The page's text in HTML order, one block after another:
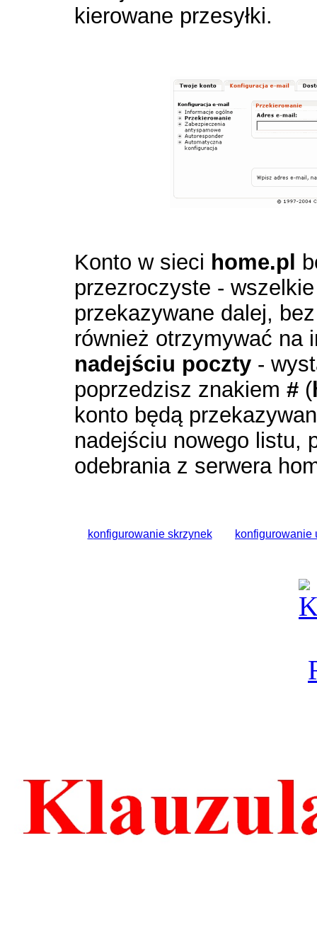
kierowane przesyłki.
Konto w sieci home.pl
przezroczyste -
przekazywane dalej,
również otrzymywać na
nadejściu poczty -
poprzedzisz znakiem #(
konto będą
nadejściu nowego listu,
odebrania z serwera
konfigurowanie skrzynek konfigurowanie